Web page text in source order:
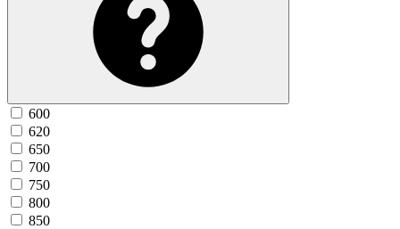
600
620
650
700
750
800
850